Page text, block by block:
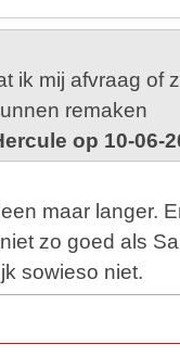
ik mij afvraag of
remaken
op 10-06-
maar langer.
zo goed als
sowieso niet.